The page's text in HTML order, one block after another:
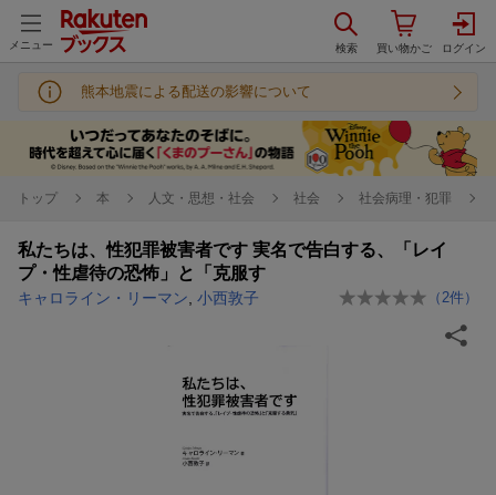
メニュー
熊本地震による配送の影響について
トップ 本 人文・思想・社会 社会 社会病理・犯罪
私たちは、性犯罪被害者です 実名で告白する、「レイ
プ・性虐待の恐怖」と「克服す
キャロライン・リーマン 小西敦子 （ 2件）